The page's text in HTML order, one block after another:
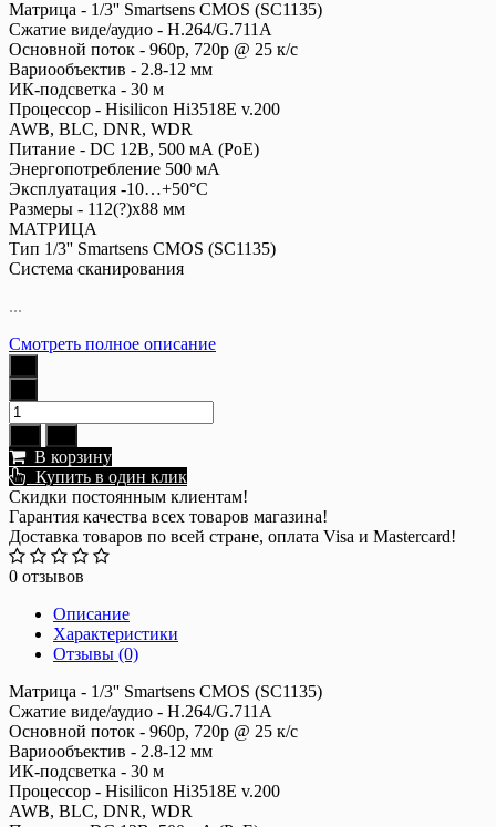
Матрица - 1/3'' Smartsens CMOS (SC1135)
Сжатие виде/аудио - H.264/G.711A
Основной поток - 960р, 720p @ 25 к/с
Вариообъектив - 2.8-12 мм
ИК-подсветка - 30 м
Процессор - Hisilicon Hi3518E v.200
AWB, BLC, DNR, WDR
Питание - DC 12В, 500 мА (PoE)
Энергопотребление 500 мА
Эксплуатация -10…+50°С
Размеры - 112(?)x88 мм
МАТРИЦА
Тип 1/3'' Smartsens CMOS (SC1135)
Система сканирования
...
Смотреть полное описание
В корзину
Купить в один клик
Скидки постоянным клиентам!
Гарантия качества всех товаров магазина!
Доставка товаров по всей стране, оплата Visa и Mastercard!
0 отзывов
Описание
Характеристики
Отзывы (0)
Матрица - 1/3'' Smartsens CMOS (SC1135)
Сжатие виде/аудио - H.264/G.711A
Основной поток - 960р, 720p @ 25 к/с
Вариообъектив - 2.8-12 мм
ИК-подсветка - 30 м
Процессор - Hisilicon Hi3518E v.200
AWB, BLC, DNR, WDR